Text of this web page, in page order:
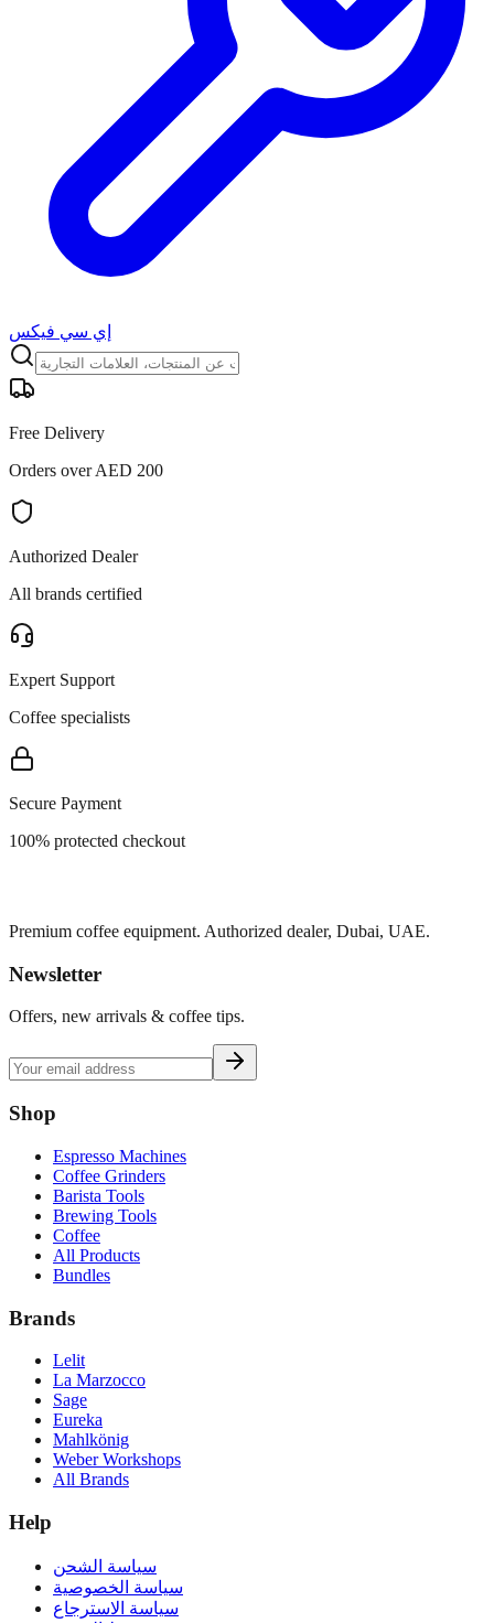
إي سي فيكس
Free Delivery
Orders over AED 200
Authorized Dealer
All brands certified
Expert Support
Coffee specialists
Secure Payment
100% protected checkout
Premium coffee equipment. Authorized dealer, Dubai, UAE.
Newsletter
Offers, new arrivals & coffee tips.
Shop
Espresso Machines
Coffee Grinders
Barista Tools
Brewing Tools
Coffee
All Products
Bundles
Brands
Lelit
La Marzocco
Sage
Eureka
Mahlkönig
Weber Workshops
All Brands
Help
سياسة الشحن
سياسة الخصوصية
سياسة الاسترجاع